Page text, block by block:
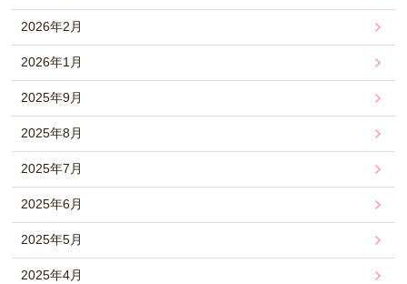
2026年2月
2026年1月
2025年9月
2025年8月
2025年7月
2025年6月
2025年5月
2025年4月